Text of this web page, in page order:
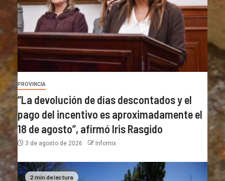
PROVINCIA
“La devolución de días descontados y el
pago del incentivo es aproximadamente el
18 de agosto”, afirmó Iris Rasgido
3 de agosto de 2026 Infomix
2 min de lectura